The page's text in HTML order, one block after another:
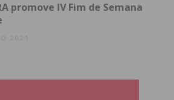
promove IV Fim de Semana
2021